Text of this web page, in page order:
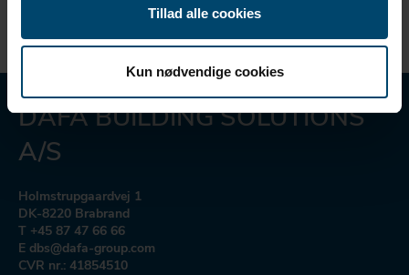
Tillad alle cookies
Kun nødvendige cookies
DAFA BUILDING SOLUTIONS
A/S
Holmstrupgaardvej 1
DK-8220 Brabrand
T +45 87 47 66 66
E dbs@dafa-group.com
CVR nr.: 41854510